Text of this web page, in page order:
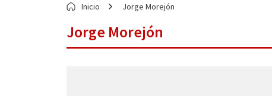
Inicio Jorge Morejón
Jorge Morejón